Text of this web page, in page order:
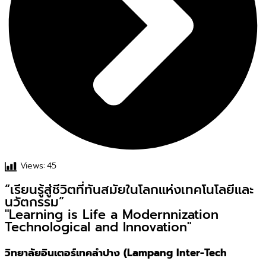
Views:45
“เรียนรู้สู่ชีวิตที่ทันสมัยในโลกแห่งเทคโนโลยีและ
นวัตกรรม”
"Learning is Life a Modernnization
Technological and Innovation"
วิทยาลัยอินเตอร์เทคลำปาง (Lampang Inter-Tech